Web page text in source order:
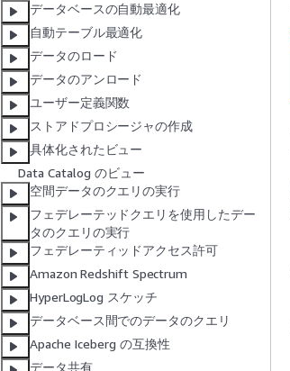
データベースの自動最適化
自動テーブル最適化
データのロード
データのアンロード
ユーザー定義関数
ストアドプロシージャの作成
具体化されたビュー
Data Catalog のビュー
空間データのクエリの実行
フェデレーテッドクエリを使用したデー
タのクエリの実行
フェデレーティッドアクセス許可
Amazon Redshift Spectrum
HyperLogLog スケッチ
データベース間でのデータのクエリ
Apache Iceberg の互換性
データ共有